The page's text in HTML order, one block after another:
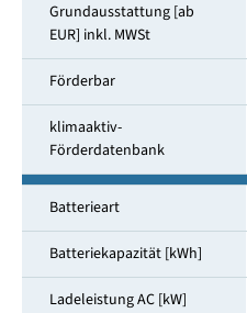
Grundausstattung [ab
EUR] inkl. MWSt
Förderbar
klimaaktiv-
Förderdatenbank
Batterieart
Batteriekapazität [kWh]
Ladeleistung AC [kW]